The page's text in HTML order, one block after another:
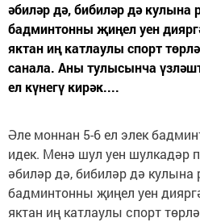
әбиләр дә, бибиләр дә кулына
бадминтонны җиңел уен
яктан иң катлаулы спорт
санала. Аны тулысынча
ел күнегү кирәк....
Әле моннан 5-6 ел элек
идек. Менә шул уен шулкадәр
әбиләр дә, бибиләр дә кулына
бадминтонны җиңел уен
яктан иң катлаулы спорт